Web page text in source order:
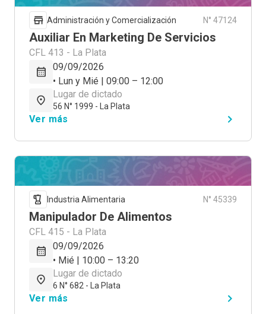
Administración y Comercialización N° 47124
Auxiliar En Marketing De Servicios
CFL 413 - La Plata
09/09/2026
• Lun y Mié | 09:00 – 12:00
Lugar de dictado
56 N° 1999 - La Plata
Ver más
Industria Alimentaria N° 45339
Manipulador De Alimentos
CFL 415 - La Plata
09/09/2026
• Mié | 10:00 – 13:20
Lugar de dictado
6 N° 682 - La Plata
Ver más